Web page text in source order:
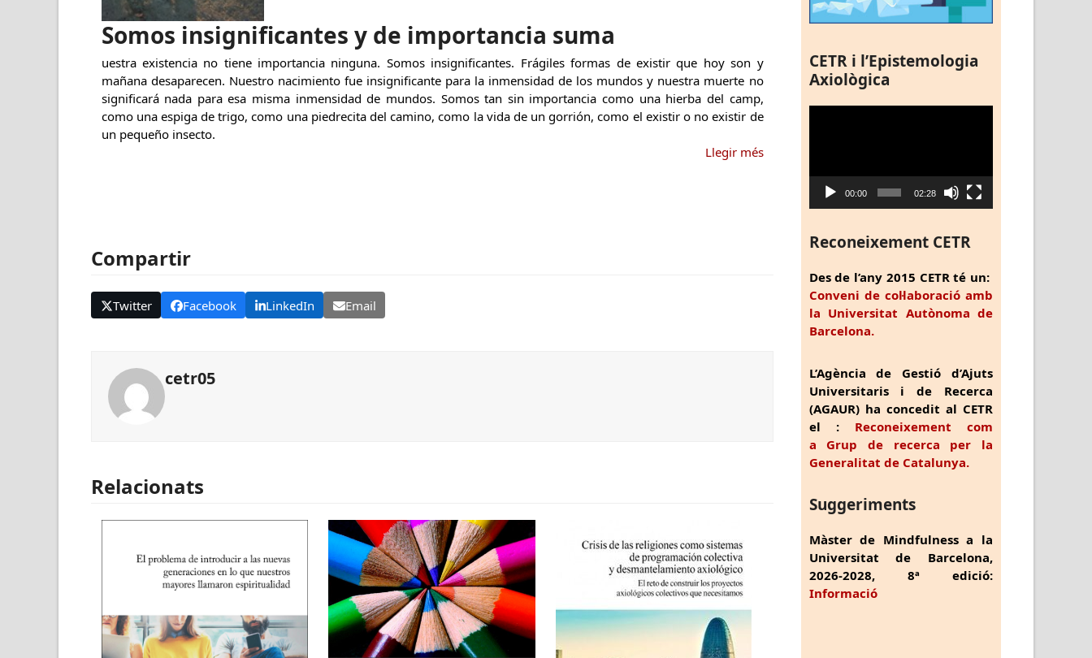
Somos insignificantes y de importancia suma
uestra existencia no tiene importancia ninguna. Somos insignificantes. Frágiles formas de existir que hoy son y
mañana desaparecen. Nuestro nacimiento fue insignificante para la inmensidad de los mundos y nuestra muerte no
significará nada para esa misma inmensidad de mundos. Somos tan sin importancia como una hierba del camp,
como una espiga de trigo, como una piedrecita del camino, como la vida de un gorrión, como el existir o no existir de
un pequeño insecto.
Llegir més
Compartir
Twitter Facebook LinkedIn Email
cetr05
Relacionats
CETR i l’Epistemologia
Axiològica
00:00 02:28
Reconeixement CETR
Des de l’any 2015 CETR té un:
Conveni de col·laboració amb
la Universitat Autònoma de
Barcelona.
L’Agència de Gestió d’Ajuts
Universitaris i de Recerca
(AGAUR) ha concedit al CETR
el : Reconeixement com
a Grup de recerca per la
Generalitat de Catalunya.
Suggeriments
Màster de Mindfulness a la
Universitat de Barcelona,
2026-2028, 8ª edició:
Informació